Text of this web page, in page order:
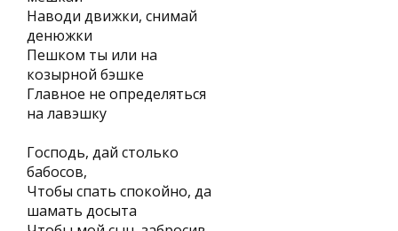
Наводи движки, снимай
денюжки
Пешком ты или на
козырной бэшке
Главное не определяться
на лавэшку
Господь, дай столько
бабосов,
Чтобы спать спокойно, да
шамать досыта